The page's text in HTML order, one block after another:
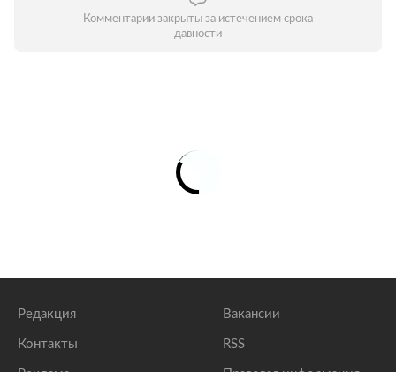
Комментарии закрыты за истечением срока
давности
Редакция
Контакты
Вакансии
RSS